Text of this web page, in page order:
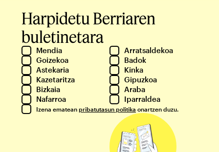
Harpidetu Berriaren
buletinetara
Mendia
Arratsaldekoa
Goizekoa
Badok
Astekaria
Kinka
Kazetaritza
Gipuzkoa
Bizkaia
Araba
Nafarroa
Iparraldea
Izena ematean pribatutasun politika onartzen duzu.